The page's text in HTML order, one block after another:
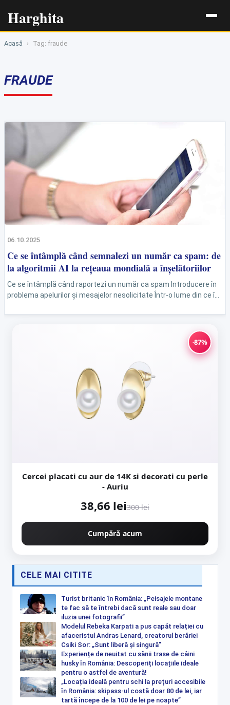
Harghita
Acasă › Tag: fraude
FRAUDE
06.10.2025
Ce se întâmplă când semnalezi un număr ca spam: de
la algoritmii AI la rețeaua mondială a înșelătoriilor
Ce se întâmplă când raportezi un număr ca spam Introducere în
problema apelurilor și mesajelor nesolicitate Într-o lume din ce în
-87%
Cercei placati cu aur de 14K si decorati cu perle
- Auriu
38,66 lei300 lei
Cumpără acum
CELE MAI CITITE
Turist britanic în România: „Peisajele montane
te fac să te întrebi dacă sunt reale sau doar
iluzia unei fotografii”
Modelul Rebeka Karpati a pus capăt relației cu
afaceristul Andras Lenard, creatorul berăriei
Csiki Sor: „Sunt liberă și singură”
Experiențe de neuitat cu sănii trase de câini
husky în România: Descoperiți locațiile ideale
pentru o astfel de aventură!
„Locația ideală pentru schi la prețuri accesibile
în România: skipass-ul costă doar 80 de lei, iar
tartă începe de la 100 de lei pe noapte”